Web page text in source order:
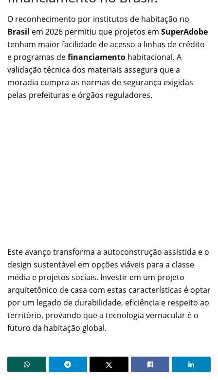
O reconhecimento por institutos de habitação no
Brasil em 2026 permitiu que projetos em SuperAdobe
tenham maior facilidade de acesso a linhas de crédito
e programas definanciamento habitacional. A
validação técnica dos materiais assegura que a
moradia cumpra as normas de segurança exigidas
pelas prefeituras e órgãos reguladores.
Este avanço transforma a autoconstrução assistida e o
design sustentável em opções viáveis para a classe
média e projetos sociais. Investir em um projeto
arquitetônico de casa com estas características é optar
por um legado de durabilidade, eficiência e respeito ao
território, provando que a tecnologia vernacular é o
futuro da habitação global.